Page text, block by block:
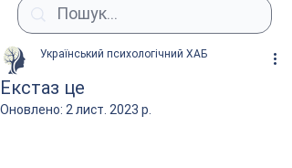
Екстаз це
Український психологічний ХАБ
Оновлено: 2 лист. 2023 р.